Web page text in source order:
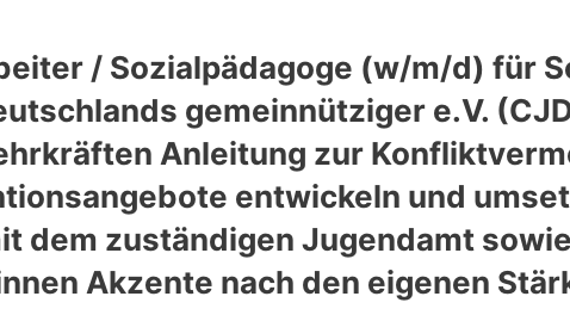
/ Sozialpädagoge (w/m/d) für
gemeinnütziger e.V.
Anleitung zur
entwickeln und
dem zuständigen Jugendamt
Akzente nach den eigenen